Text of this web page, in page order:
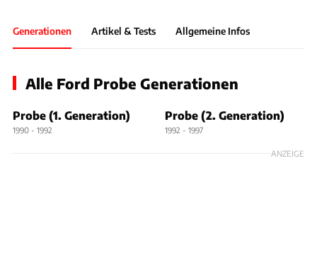
Generationen Artikel & Tests Allgemeine Infos
Alle Ford Probe Generationen
Probe (1. Generation)
1990 - 1992
Probe (2. Generation)
1992 - 1997
ANZEIGE